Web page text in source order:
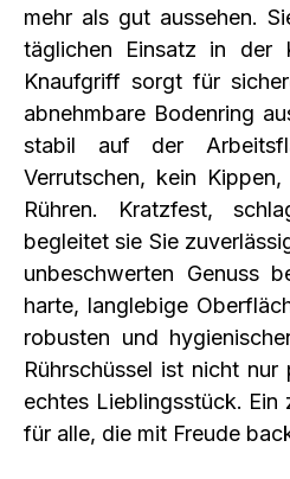
mehr als gut aussehen.
täglichen Einsatz in der
Knaufgriff sorgt für
abnehmbare Bodenring
stabil auf der
Verrutschen, kein
Rühren. Kratzfest,
begleitet sie Sie
unbeschwerten Genuss
harte, langlebige
robusten und
Rührschüssel ist nicht
echtes Lieblingsstück. Ein
für alle, die mit Freude